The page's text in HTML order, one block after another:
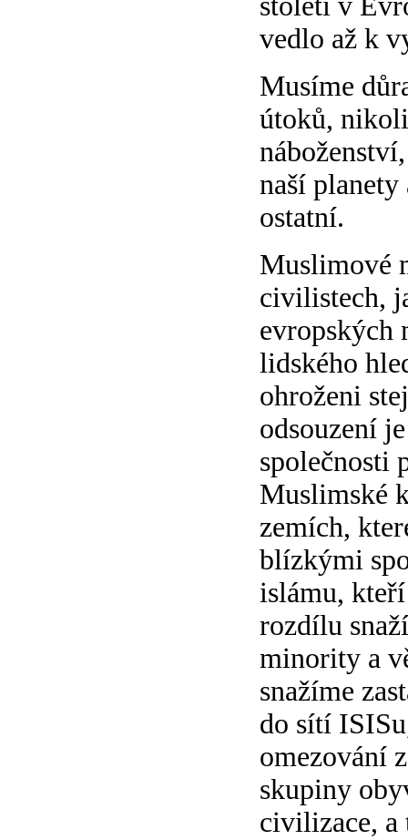
vedlo až k
Musíme
útoků,
naší
ostatní.
Muslimové
civilistech,
evropských
lidského
ohroženi
odsouzení
společnosti
Muslimské
zemích,
blízkými
islámu,
rozdílu
minority a
snažíme
do sítí
omezování
skupiny
civilizace, a